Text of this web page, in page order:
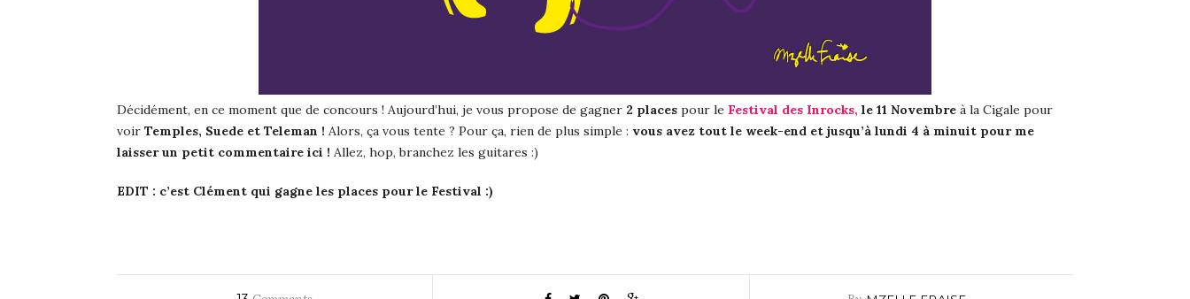
Décidément, en ce moment que de concours ! Aujourd’hui, je vous propose de gagner 2 places pour le Festival des Inrocks, le 11 Novembre à la Cigale pour
voir Temples, Suede et Teleman ! Alors, ça vous tente ? Pour ça, rien de plus simple : vous avez tout le week-end et jusqu’à lundi 4 à minuit pour me
laisser un petit commentaire ici ! Allez, hop, branchez les guitares :)
EDIT : c’est Clément qui gagne les places pour le Festival :)